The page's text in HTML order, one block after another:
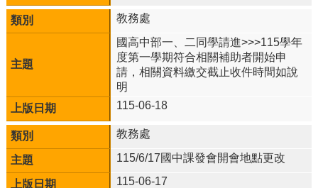
安
全
教務處
國高中部一、二同學請進>>>115學年
度第一學期符合相關補助者開始申
請，相關資料繳交截止收件時間如說
明
115-06-18
教務處
115/6/17國中課發會開會地點更改
115-06-17